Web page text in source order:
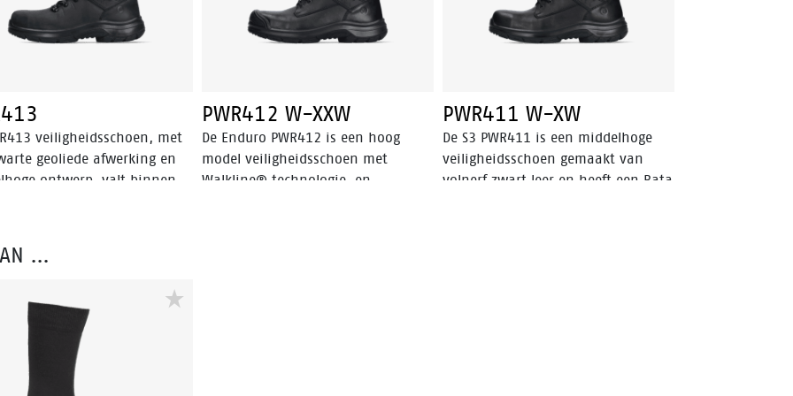
veiligheidsschoen, met
geoliede afwerking en
ontwerp, valt binnen
aluminium neus en een
om
is deze schoen uitgerust
technologieën
Walkline® 3.0, Easy Rolling®,
System® en het Tunnel
die allemaal bijdragen
PWR412 W-XXW
De Enduro PWR412 is een hoog
model veiligheidsschoen met
Walkline® technologie, en
PWR411 W-XW
De S3 PWR411 is een middelhoge
veiligheidsschoen gemaakt van
volnerf zwart leer en heeft een Bata
…